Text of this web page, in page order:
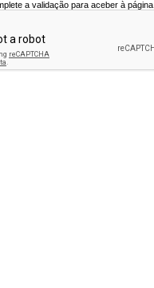
a validação para aceber à página.